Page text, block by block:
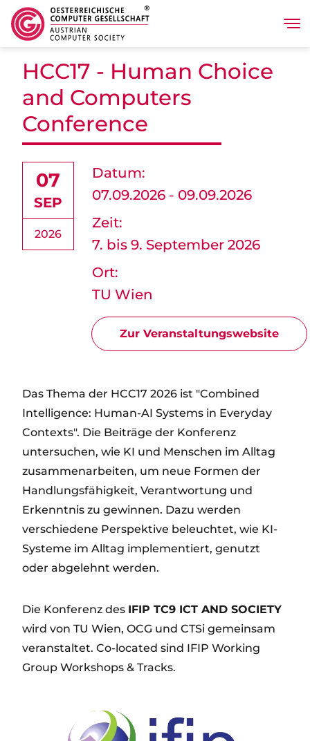
HCC17 - Human Choice
and Computers
Conference
07
SEP
2026
Datum:
07.09.2026 - 09.09.2026
Zeit:
7. bis 9. September 2026
Ort:
TU Wien
Zur Veranstaltungswebsite
Das Thema der HCC17 2026 ist "Combined
Intelligence: Human-AI Systems in Everyday
Contexts". Die Beiträge der Konferenz
untersuchen, wie KI und Menschen im Alltag
zusammenarbeiten, um neue Formen der
Handlungsfähigkeit, Verantwortung und
Erkenntnis zu gewinnen. Dazu werden
verschiedene Perspektive beleuchtet, wie KI-
Systeme im Alltag implementiert, genutzt
oder abgelehnt werden.
Die Konferenz des IFIP TC9 ICT AND SOCIETY
wird von TU Wien, OCG und CTSi gemeinsam
veranstaltet. Co-located sind IFIP Working
Group Workshops & Tracks.